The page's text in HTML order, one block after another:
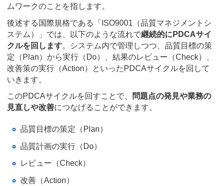
ムワークのことを指します。
後述する国際規格である「ISO9001（品質マネジメントシ
ステム）」では、以下のような流れで継続的にPDCAサイ
クルを回します。システム内で管理しつつ、品質目標の策
定（Plan）から実行（Do）、結果のレビュー（Check）、
改善策の実行（Action）といったPDCAサイクルを回して
いきます。
このPDCAサイクルを回すことで、
問題点の発見や業務の
見直しや改善につなげることができます。
品質目標の策定（Plan）
品質計画の実行（Do）
レビュー（Check）
改善（Action）